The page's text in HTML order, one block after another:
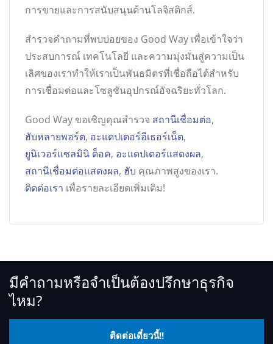
การขายและการสนับสนุนด้านโลจิสติกส์.
สำรวจคำถามที่พบบ่อยของ Good Way เพื่อเข้าใจว่า
ประสบการณ์ เทคโนโลยี และความมุ่งมั่นสู่ความเป็น
เลิศของเราทำให้เราเป็นพันธมิตรที่เชื่อถือได้สำหรับ
การเชื่อมต่อและโซลูชันอุปกรณ์อัจฉริยะทั่วโลก.
Good Way ขอเชิญคุณสำรวจ สถานีเชื่อมต่อ,
ฮับหลายพอร์ต, อะแดปเตอร์อีเธอร์เน็ต,
ยูนิเวอร์แซลมินิ ด็อค, อะแดปเตอร์แสดงผล,
สถานีเชื่อมต่อแสดงผล, ฮับ คุณภาพสูงของเรา.
ติดต่อเรา เพื่อรายละเอียดเพิ่มเติม!
มีคำถามหรือจำเป็นต้องปรึกษาธุรกิจ
ไหม?
ติดต่อเดี๋ยวนี้!!